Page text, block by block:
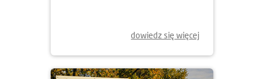
dowiedz się więcej